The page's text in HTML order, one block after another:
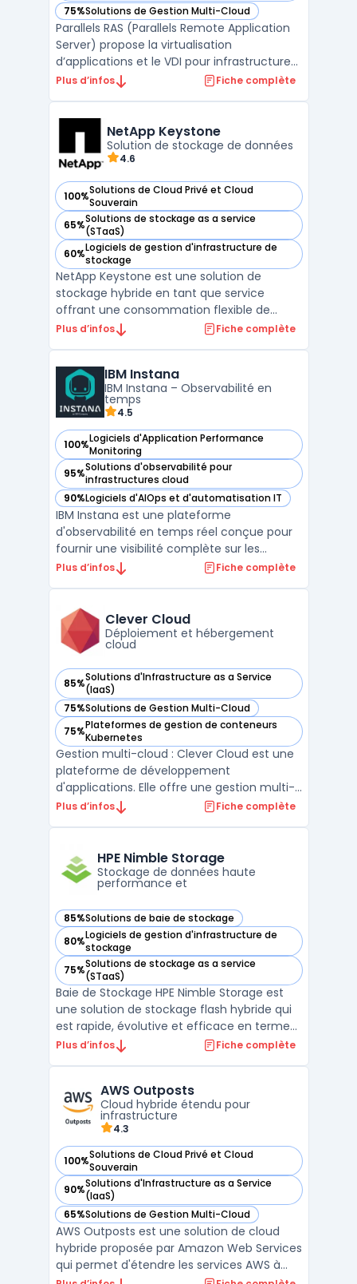
75%Solutions de Gestion Multi-Cloud
— voir Parallels RAS dans cette catégorie
Parallels RAS (Parallels Remote Application
Server) propose la virtualisation
d’applications et le VDI pour infrastructures
RDS Windows Server et environnements
Windows, le bureau à distance et la gestion
des accès s ...
Plus d’infos Fiche complète
NetApp Keystone
Solution de stockage de données
4.6
100%Solutions de Cloud Privé et Cloud
Souverain
— voir NetApp Keystone dans cette catégorie
65%Solutions de stockage as a service
(STaaS)
— voir NetApp Keystone dans cette catégorie
60%Logiciels de gestion d'infrastructure de
stockage
— voir NetApp Keystone dans cette catégorie
NetApp Keystone est une solution de
stockage hybride en tant que service
offrant une consommation flexible de
cloud. Cette solution permet une gestion
Keystone propose des options de
protection des données avec c ...
Plus d’infos Fiche complète
IBM Instana
IBM Instana – Observabilité en
temps
4.5
100%Logiciels d'Application Performance
Monitoring
— voir IBM Instana dans cette catégorie
95%Solutions d'observabilité pour
infrastructures cloud
— voir IBM Instana dans cette catégorie
90%Logiciels d'AIOps et d'automatisation IT
— voir IBM Instana dans cette catégorie
IBM Instana est une plateforme
d'observabilité en temps réel conçue pour
fournir une visibilité complète sur les
performances des applications et des
d'automatisation de la détection des
anomalies, elle aide les équipes ...
Plus d’infos Fiche complète
Clever Cloud
Déploiement et hébergement
cloud
85%Solutions d'Infrastructure as a Service
(IaaS)
— voir Clever Cloud dans cette catégorie
75%Solutions de Gestion Multi-Cloud
— voir Clever Cloud dans cette catégorie
75%Plateformes de gestion de conteneurs
Kubernetes
— voir Clever Cloud dans cette catégorie
Gestion multi-cloud : Clever Cloud est une
plateforme de développement
d'applications. Elle offre une gestion multi-
cloud automatique pour les infrastructures
Clever Cloud, les développeurs peuvent
facilement déployer leurs ap ...
Plus d’infos Fiche complète
HPE Nimble Storage
Stockage de données haute
performance et
85%Solutions de baie de stockage
— voir HPE Nimble Storage dans cette catégorie
80%Logiciels de gestion d'infrastructure de
stockage
— voir HPE Nimble Storage dans cette catégorie
75%Solutions de stockage as a service
(STaaS)
— voir HPE Nimble Storage dans cette catégorie
Baie de Stockage HPE Nimble Storage est
une solution de stockage flash hybride qui
est rapide, évolutive et efficace en termes
de coûts. Avec sa faible consommation
Nimble Storage peut être déployée pour la
sauvegarde, la réc ...
Plus d’infos Fiche complète
AWS Outposts
Cloud hybride étendu pour
infrastructure
4.3
100%Solutions de Cloud Privé et Cloud
Souverain
— voir AWS Outposts dans cette catégorie
90%Solutions d'Infrastructure as a Service
(IaaS)
— voir AWS Outposts dans cette catégorie
65%Solutions de Gestion Multi-Cloud
— voir AWS Outposts dans cette catégorie
AWS Outposts est une solution de cloud
hybride proposée par Amazon Web Services
qui permet d'étendre les services AWS à